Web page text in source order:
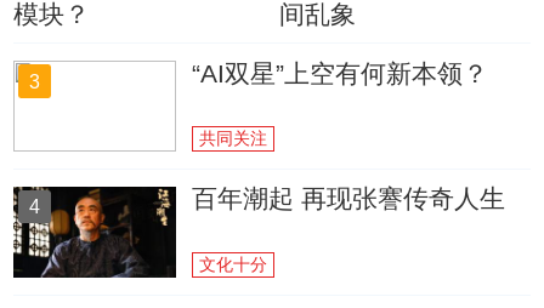
模块？
间乱象
3 “AI双星”上空有何新本领？
共同关注
4 百年潮起 再现张謇传奇人生
文化十分